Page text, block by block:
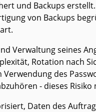
und Backups
von Backups
Verwaltung seines
Rotation nach
des
- dieses
Daten des